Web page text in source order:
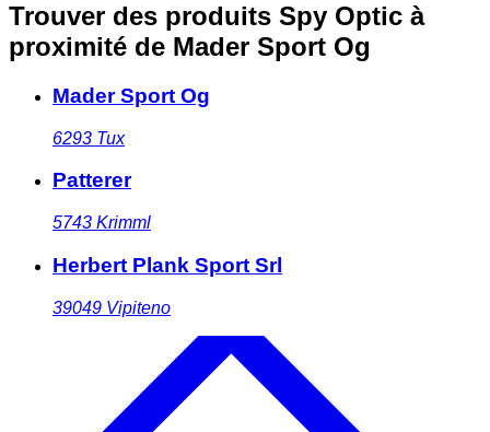
Trouver des produits Spy Optic à
proximité de Mader Sport Og
Mader Sport Og
6293 Tux
Patterer
5743 Krimml
Herbert Plank Sport Srl
39049 Vipiteno